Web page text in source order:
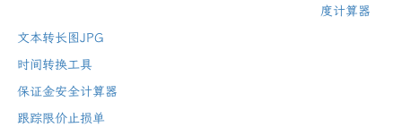
度计算器
文本转长图JPG
时间转换工具
保证金安全计算器
跟踪限价止损单